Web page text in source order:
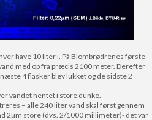
have 10 liter i. På Blombrødrenes første
med op fra præcis 2100 meter. Derefter
4 flasker blev lukket og de sidste 2
vandet hentet i store dunke.
– alle 240 liter vand skal først gennem
2µm store (dvs. 2/1000 millimeter)- det var